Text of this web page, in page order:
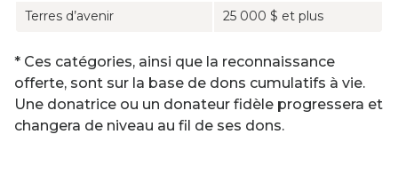
Terres d’avenir
25 000 $ et plus
* Ces catégories, ainsi que la reconnaissance
offerte, sont sur la base de dons cumulatifs à vie.
Une donatrice ou un donateur fidèle progressera et
changera de niveau au fil de ses dons.